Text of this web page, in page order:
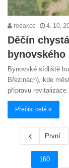
redakce 4. 10.
Děčín
Bynovské sídliště
Březinách), kde
přípravu
Přečíst celé »
První
160